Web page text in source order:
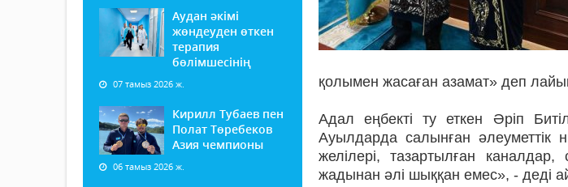
Аудан әкімі
жөндеуден өткен
терапия
бөлімшесінің
07 тамыз 2026 ж.
Кирилл Тубаев пен
Полат Төребеков
Азия чемпионы
06 тамыз 2026 ж.
қолымен жасаған азамат» деп
Адал еңбекті ту еткен Әріп
Ауылдарда салынған әлеуметтік
желілері, тазартылған
жадынан әлі шыққан емес», - деді